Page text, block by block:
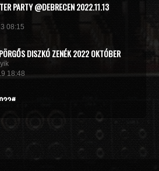
PARTY @DEBRECEN 2022.11.13
08:15
DISZKÓ ZENÉK 2022 OKTÓBER
18:48
10:40